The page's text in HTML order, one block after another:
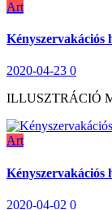
Art
Kényszervakációs
2020-04-23 0
ILLUSZTRÁCIÓ
Art
Kényszervakációs
2020-04-02 0